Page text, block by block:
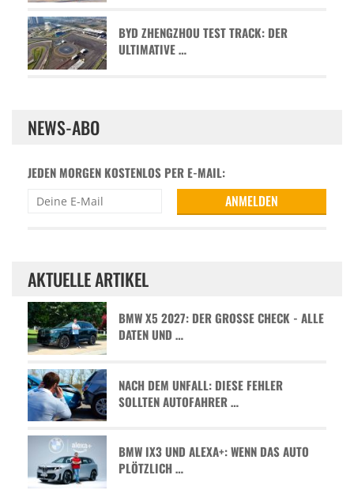
BYD ZHENGZHOU TEST TRACK: DER
ULTIMATIVE …
NEWS-ABO
JEDEN MORGEN KOSTENLOS PER E-MAIL:
AKTUELLE ARTIKEL
BMW X5 2027: DER GROSSE CHECK - ALLE D
ATEN UND …
NACH DEM UNFALL: DIESE FEHLER
SOLLTEN AUTOFAHRER …
BMW IX3 UND ALEXA+: WENN DAS AUTO
PLÖTZLICH …